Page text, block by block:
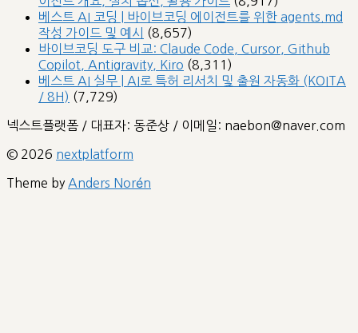
베스트 AI 코딩 | 바이브코딩 에이전트를 위한 agents.md
작성 가이드 및 예시
(8,657)
바이브코딩 도구 비교: Claude Code, Cursor, Github
Copilot, Antigravity, Kiro (8,311)
베스트 AI 실무 | AI로 특허 리서치 및 출원 자동화 (KOITA
/ 8H) (7,729)
넥스트플랫폼 / 대표자: 동준상 / 이메일: naebon@naver.com
© 2026 nextplatform
Theme by Anders Norén